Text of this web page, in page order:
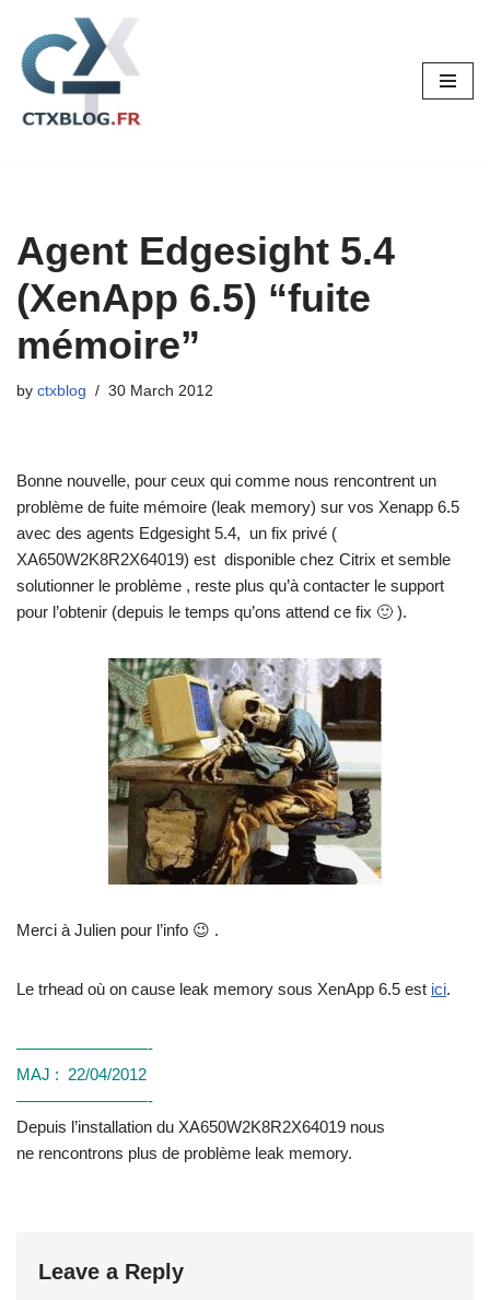
Skip
to
content
Agent Edgesight 5.4
(XenApp 6.5) “fuite
mémoire”
by ctxblog 30 March 2012
Bonne nouvelle, pour ceux qui comme nous rencontrent un
problème de fuite mémoire (leak memory) sur vos Xenapp 6.5
avec des agents Edgesight 5.4, un fix privé (
XA650W2K8R2X64019) est disponible chez Citrix et semble
solutionner le problème , reste plus qu’à contacter le support
pour l’obtenir (depuis le temps qu’ons attend ce fix 🙂 ).
Merci à Julien pour l’info 😉 .
Le trhead où on cause leak memory sous XenApp 6.5 est ici.
————————-
MAJ : 22/04/2012
————————-
Depuis l’installation du XA650W2K8R2X64019 nous
ne rencontrons plus de problème leak memory.
Leave a Reply